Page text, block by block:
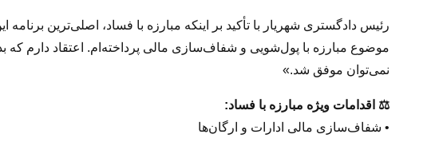
رئیس دادگستری شهریار با تأکید بر اینکه مبارزه با فساد، اصلی‌ترین
موضوع مبارزه با پول‌شویی و شفاف‌سازی مالی پرداخته‌ام. اعتقاد دارم
نمی‌توان موفق شد.»
⚖️ اقدامات ویژه مبارزه با فساد:
• شفاف‌سازی مالی ادارات و ارگان‌ها